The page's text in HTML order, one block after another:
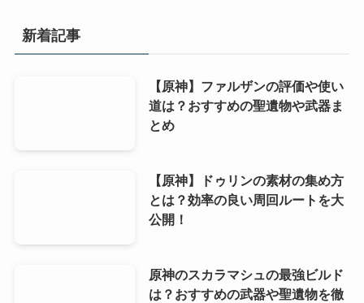
新着記事
【原神】ファルザンの評価や使い
道は？おすすめの聖遺物や武器ま
とめ
【原神】ドゥリンの素材の集め方
とは？効率の良い周回ルートを大
公開！
原神のスカラマシュの最強ビルド
は？おすすめの武器や聖遺物を徹